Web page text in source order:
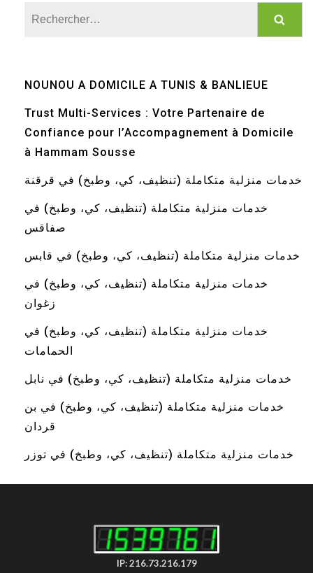
NOUNOU A DOMICILE A TUNIS & BANLIEUE
Trust Multi-Services : Votre Partenaire de
Confiance pour l’Accompagnement à Domicile
à Hammam Sousse
خدمات منزلية متكاملة (تنظيف، كي، وطبخ) في قرقنة
خدمات منزلية متكاملة (تنظيف، كي، وطبخ) في
صفاقس
خدمات منزلية متكاملة (تنظيف، كي، وطبخ) في قابس
خدمات منزلية متكاملة (تنظيف، كي، وطبخ) في
زغوان
خدمات منزلية متكاملة (تنظيف، كي، وطبخ) في
الحمامات
خدمات منزلية متكاملة (تنظيف، كي، وطبخ) في نابل
خدمات منزلية متكاملة (تنظيف، كي، وطبخ) في بن
قردان
خدمات منزلية متكاملة (تنظيف، كي، وطبخ) في توزر
IP: 216.73.216.179